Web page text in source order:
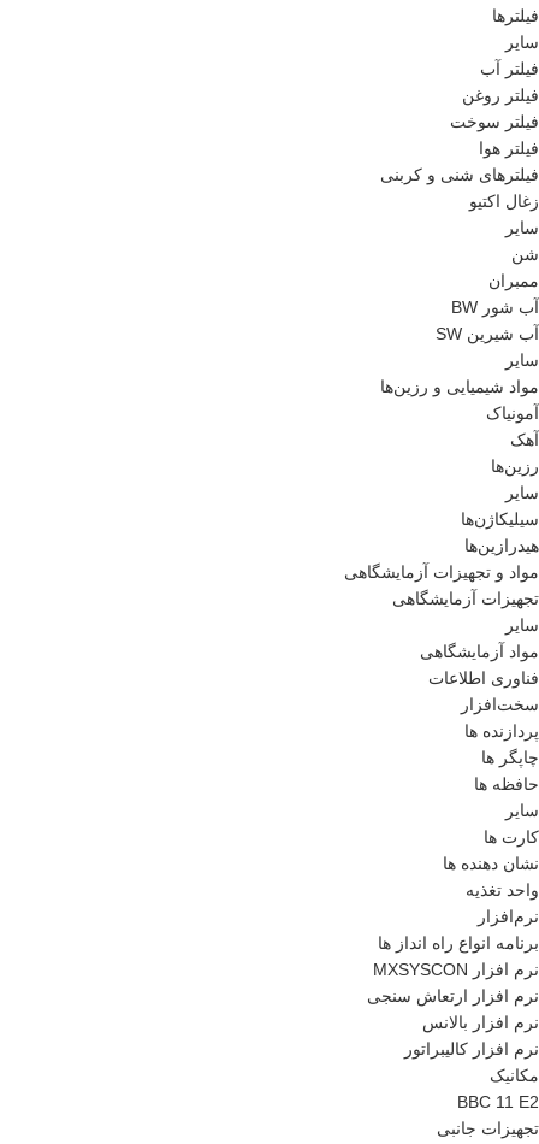
فیلترها
سایر
فیلتر آب
فیلتر روغن
فیلتر سوخت
فیلتر هوا
فیلترهای شنی و کربنی
زغال اکتیو
سایر
شن
ممبران
آب شور BW
آب شیرین SW
سایر
مواد شیمیایی و رزین‌ها
آمونیاک
آهک
رزین‌ها
سایر
سیلیکاژن‌ها
هیدرازین‌ها
مواد و تجهیزات آزمایشگاهی
تجهیزات آزمایشگاهی
سایر
مواد آزمایشگاهی
فناوری اطلاعات
سخت‌افزار
پردازنده ها
چاپگر ها
حافظه ها
سایر
کارت ها
نشان دهنده ها
واحد تغذیه
نرم‌افزار
برنامه انواع راه انداز ها
نرم افزار MXSYSCON
نرم افزار ارتعاش سنجی
نرم افزار بالانس
نرم افزار کالیبراتور
مکانیک
BBC 11 E2
تجهیزات جانبی